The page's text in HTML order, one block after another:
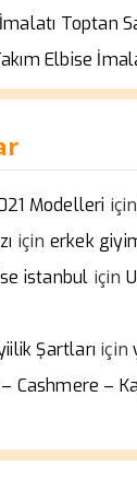
Toptan
Elbise
Modelleri için
için erkek
istanbul için
Şartları için
Cashmere –